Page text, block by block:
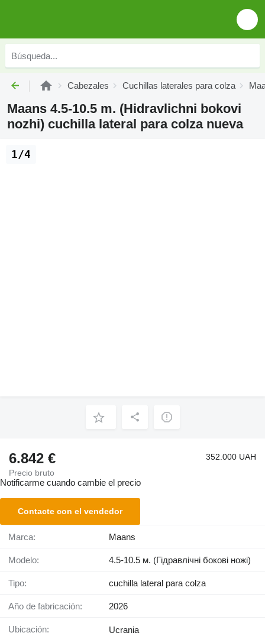
Cabezales Cuchillas laterales para colza
Maans 4.5-10.5 m. (Hidravlichni bokovi
nozhi) cuchilla lateral para colza nueva
1/4
6.842 €
Precio bruto
352.000 UAH
Notificarme cuando cambie el precio
Contacte con el vendedor
Marca: Maans
Modelo: 4.5-10.5 м. (Гідравлічні бокові ножі)
Tipo: cuchilla lateral para colza
Año de fabricación: 2026
Ubicación:
Ucrania